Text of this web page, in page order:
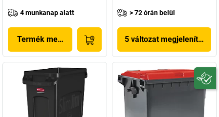
4 munkanap alatt
Termék megjelenítése
> 72 órán belül
5 változat megjelenítése